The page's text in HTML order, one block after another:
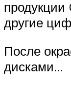
другие
После
дисками…